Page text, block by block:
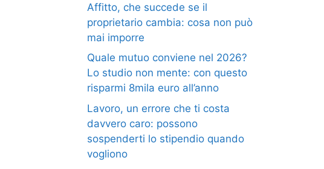
Affitto, che succede se il
proprietario cambia: cosa non può
mai imporre
Quale mutuo conviene nel 2026?
Lo studio non mente: con questo
risparmi 8mila euro all’anno
Lavoro, un errore che ti costa
davvero caro: possono
sospenderti lo stipendio quando
vogliono